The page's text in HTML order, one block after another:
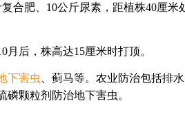
合肥、10公斤尿素，距植株40厘米
后，株高达15厘米时打顶。
下害虫
、蓟马等。农业防治包括排
颗粒剂防治地下害虫。